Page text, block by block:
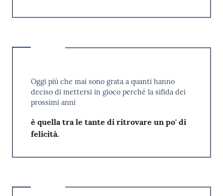
Oggi più che mai sono grata a quanti hanno
deciso di mettersi in gioco perché la sifida dei
prossimi anni
è quella tra le tante di ritrovare un po' di
felicità.